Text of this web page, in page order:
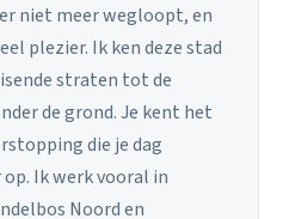
niet meer wegloopt, en
plezier. Ik ken deze stad
straten tot de
de grond. Je kent het
die je dag
Ik werk vooral in
Noord en